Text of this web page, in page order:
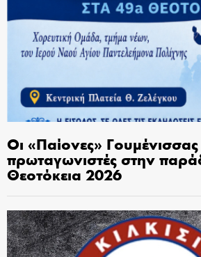
Οι «Παίονες» Γουμένισσας
πρωταγωνιστές στην
Θεοτόκεια 2026